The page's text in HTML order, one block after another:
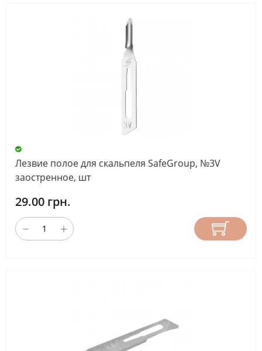
Лезвие полое для скальпеля SafeGroup, №3V
заостренное, шт
29.00 грн.